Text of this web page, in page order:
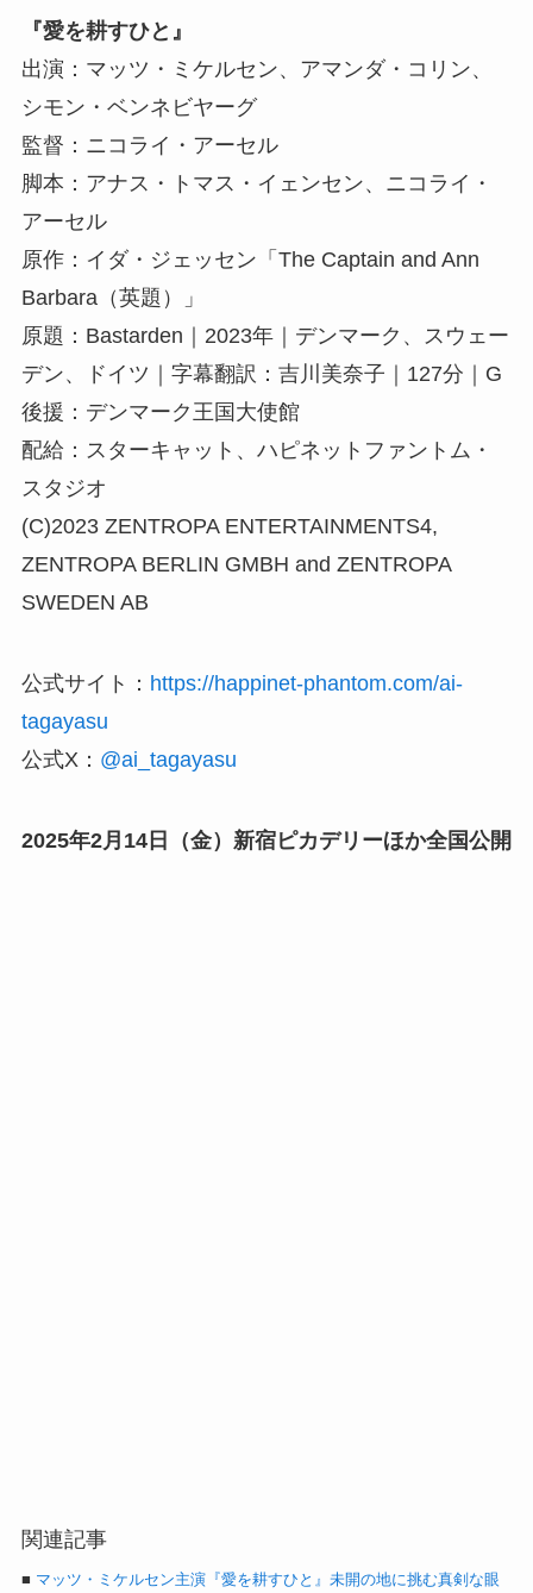
『愛を耕すひと』
出演：マッツ・ミケルセン、アマンダ・コリン、
シモン・ベンネビヤーグ
監督：ニコライ・アーセル
脚本：アナス・トマス・イェンセン、ニコライ・
アーセル
原作：イダ・ジェッセン「The Captain and Ann
Barbara（英題）」
原題：Bastarden｜2023年｜デンマーク、スウェー
デン、ドイツ｜字幕翻訳：吉川美奈子｜127分｜G
後援：デンマーク王国大使館
配給：スターキャット、ハピネットファントム・
スタジオ
(C)2023 ZENTROPA ENTERTAINMENTS4,
ZENTROPA BERLIN GMBH and ZENTROPA
SWEDEN AB
公式サイト： https://happinet-phantom.com/ai-
tagayasu
公式X： @ai_tagayasu
2025年2月14日（金）新宿ピカデリーほか全国公開
関連記事
■ マッツ・ミケルセン主演『愛を耕すひと』未開の地に挑む真剣な眼